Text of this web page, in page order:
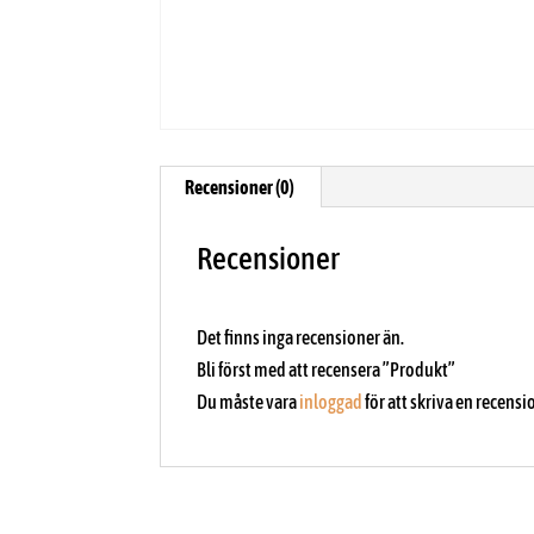
Recensioner (0)
Recensioner
Det finns inga recensioner än.
Bli först med att recensera ”Produkt”
Du måste varainloggad för att skriva en